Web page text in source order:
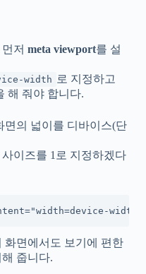
저 meta viewport를 설
width 로 지정하고
해 줘야 합니다.
면의 넓이를 디바이스(단
사이즈를 1로 지정하겠다
화면에서도 보기에 편한
줍니다.